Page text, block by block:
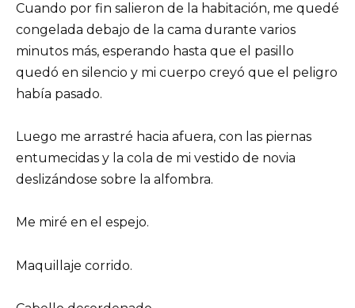
Cuando por fin salieron de la habitación, me quedé
congelada debajo de la cama durante varios
minutos más, esperando hasta que el pasillo
quedó en silencio y mi cuerpo creyó que el peligro
había pasado.
Luego me arrastré hacia afuera, con las piernas
entumecidas y la cola de mi vestido de novia
deslizándose sobre la alfombra.
Me miré en el espejo.
Maquillaje corrido.